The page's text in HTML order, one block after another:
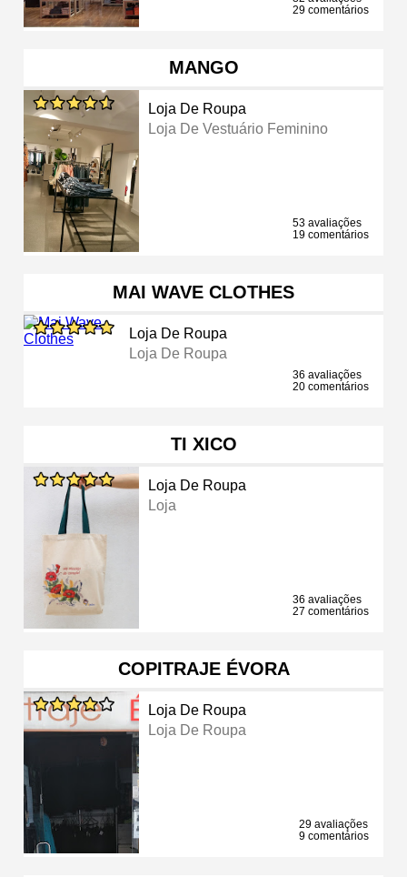
29 comentários
MANGO
Loja De Roupa
Loja De Vestuário Feminino
53 avaliações
19 comentários
MAI WAVE CLOTHES
Loja De Roupa
Loja De Roupa
36 avaliações
20 comentários
TI XICO
Loja De Roupa
Loja
36 avaliações
27 comentários
COPITRAJE ÉVORA
Loja De Roupa
Loja De Roupa
29 avaliações
9 comentários